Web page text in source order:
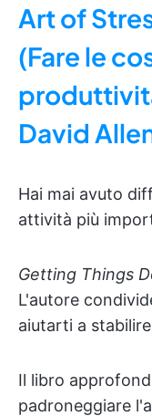
Art of
(Fare le
David
Hai mai avuto
attività più
Getting Things
L'autore
aiutarti a
Il libro
padroneggiare